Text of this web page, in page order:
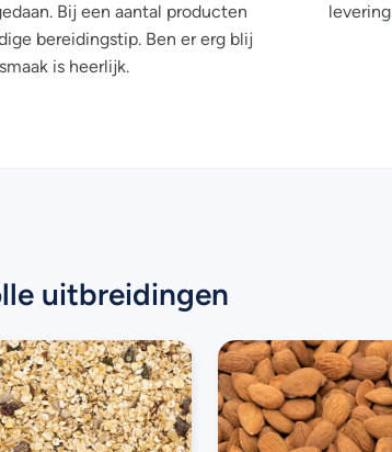
Bij een aantal producten
bereidingstip. Ben er erg blij
is heerlijk.
levering.
uitbreidingen